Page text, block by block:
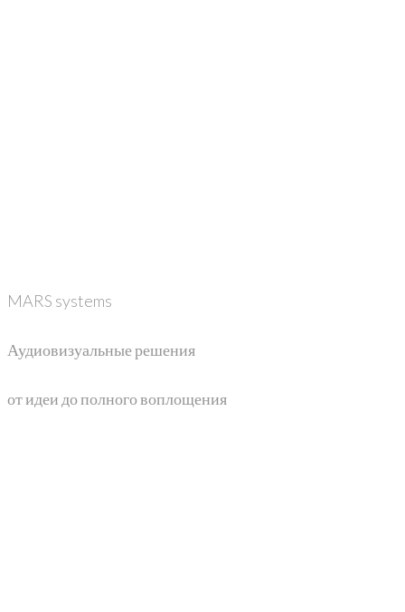
MARS systems
Аудиовизуальные решения
от идеи до полного воплощения